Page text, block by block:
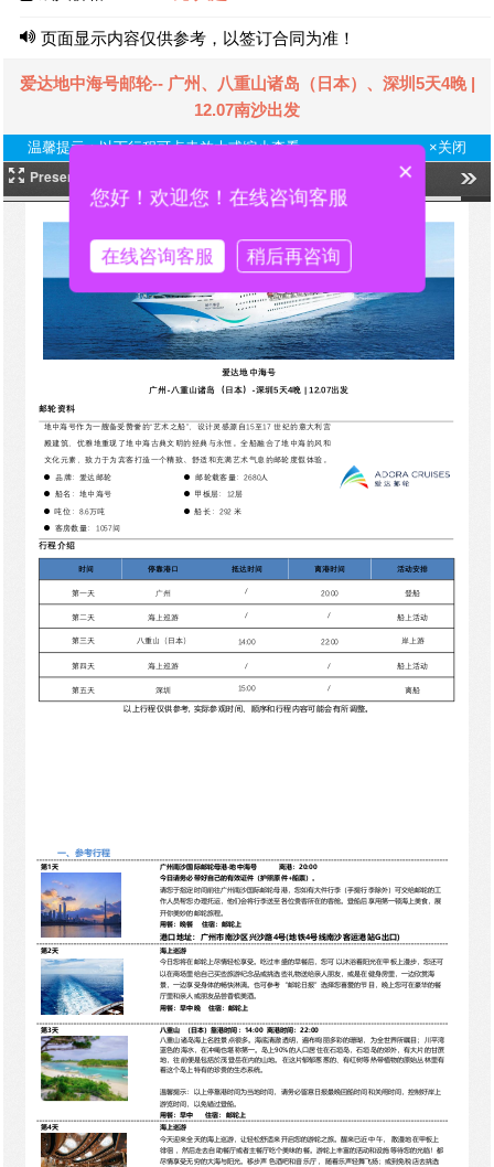
页面显示内容仅供参考，以签订合同为准！
爱达地中海号邮轮-- 广州、八重山诸岛（日本）、深圳5天4晚 |
12.07南沙出发
温馨提示：以下行程可点击放大或缩小查看 ×关闭
×
您好！欢迎您！在线咨询客服
在线咨询客服 稍后再咨询